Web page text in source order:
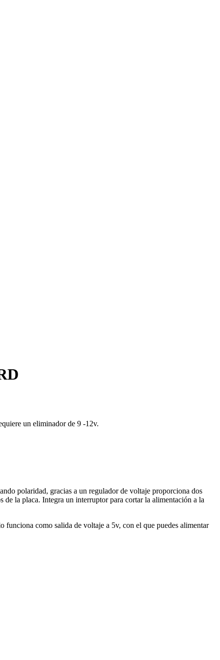
un eliminador de 9 -12v.
polaridad, gracias a un regulador de voltaje proporciona dos
de la placa. Integra un interruptor para cortar la alimentación a la
como salida de voltaje a 5v, con el que puedes alimentar